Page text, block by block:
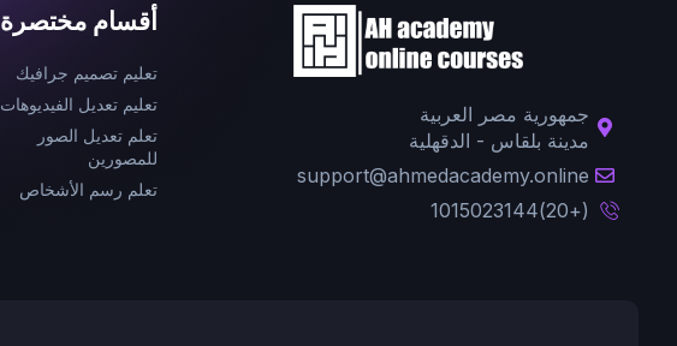
جمهورية مصر العربية
مدينة بلقاس - الدقهلية
support@ahmedacademy.online
(+20)1015023144
أقسام مختصرة
تعليم تصميم جرافيك
تعليم تعديل الفيديوهات
تعلم تعديل الصور
للمصورين
تعلم رسم الأشخاص